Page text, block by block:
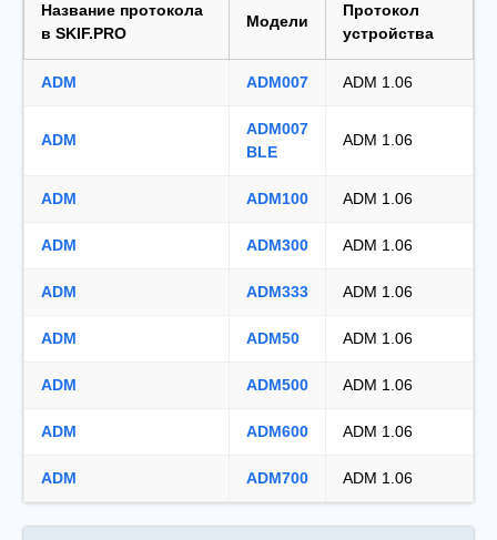
Название протокола
в SKIF.PRO
Модели
Протокол
устройства
ADM ADM007 ADM 1.06
ADM
ADM007
BLE
ADM 1.06
ADM ADM100 ADM 1.06
ADM ADM300 ADM 1.06
ADM ADM333 ADM 1.06
ADM ADM50 ADM 1.06
ADM ADM500 ADM 1.06
ADM ADM600 ADM 1.06
ADM ADM700 ADM 1.06